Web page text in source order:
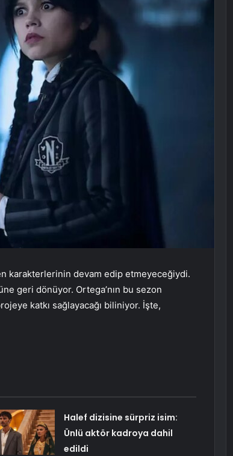
karakterlerinin devam edip etmeyeceğiydi.
geri dönüyor. Ortega’nın bu sezon
katkı sağlayacağı biliniyor. İşte,
Halef dizisine sürpriz isim:
Ünlü aktör kadroya dahil
edildi